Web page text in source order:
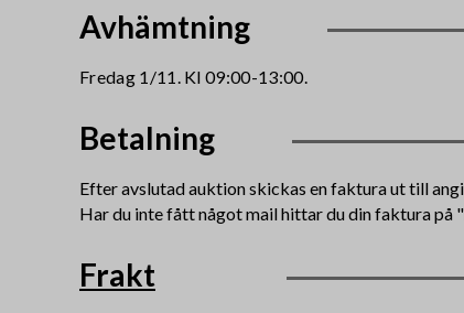
Avhämtning
Fredag 1/11. Kl 09:00-13:00.
Betalning
Efter avslutad auktion skickas en faktura ut till
Har du inte fått något mail hittar du din faktura på
Frakt